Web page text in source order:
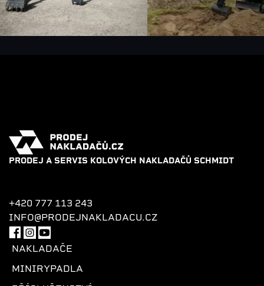
PRODEJ A SERVIS KOLOVÝCH NAKLADAČŮ SCHMIDT
+420 777 113 243
INFO@PRODEJNAKLADACU.CZ
NAKLADAČE
MINIRYPADLA